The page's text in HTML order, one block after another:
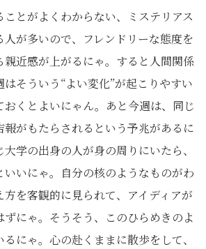
とがよくわからない、ミステリアス
が多いので、フレンドリーな態度を
親近感が上がるにゃ。すると人間関係
そういう“よい変化”が起こりやすい
おくとよいにゃん。あと今週は、同じ
がもたらされるという予兆があるに
学の出身の人が身の周りにいたら、
いいにゃ。自分の核のようなものがわ
を客観的に見られて、アイディアが
にゃ。そうそう、このひらめきのよ
にゃ。心の赴くままに散歩をして、